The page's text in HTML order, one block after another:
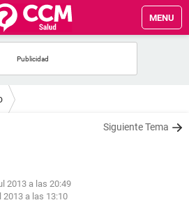
MENU
Siguiente Tema
2013 a las 20:49
2013 a las 13:10